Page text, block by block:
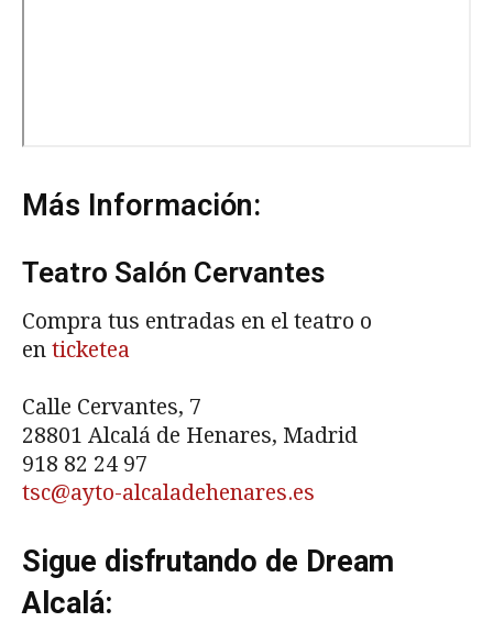
Más Información:
Teatro Salón Cervantes
Compra tus entradas en el teatro o
en ticketea
Calle Cervantes, 7
28801 Alcalá de Henares, Madrid
918 82 24 97
tsc@ayto-alcaladehenares.es
Sigue disfrutando de Dream
Alcalá: